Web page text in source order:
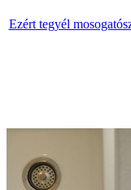
Ezért tegyél